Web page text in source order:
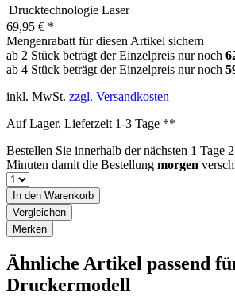
Drucktechnologie Laser
69,95 € *
Mengenrabatt für diesen Artikel sichern
ab 2 Stück beträgt der Einzelpreis nur noch
ab 4 Stück beträgt der Einzelpreis nur noch
inkl. MwSt. zzgl. Versandkosten
Auf Lager, Lieferzeit 1-3 Tage **
Bestellen Sie innerhalb der nächsten 1 Tage
Minuten damit die Bestellung morgen
In den Warenkorb
Vergleichen
Merken
Ähnliche Artikel passend
Druckermodell